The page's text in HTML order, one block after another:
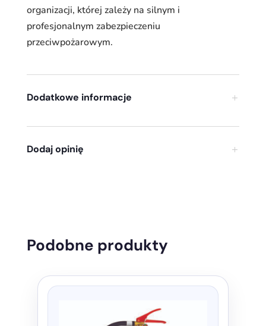
organizacji, której zależy na silnym i
profesjonalnym zabezpieczeniu
przeciwpożarowym.
Dodatkowe informacje
Dodaj opinię
Podobne produkty